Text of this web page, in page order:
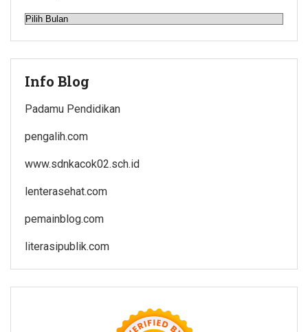
Arsip
Info Blog
Padamu Pendidikan
pengalih.com
www.sdnkacok02.sch.id
lenterasehat.com
pemainblog.com
literasipublik.com